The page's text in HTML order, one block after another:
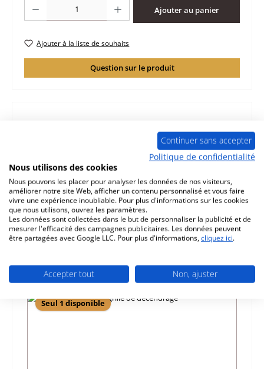
Ajouter au panier
Ajouter à la liste de souhaits
Question sur le produit
d‘origine vitre pour le poêle La Nordica Giulietta La
Nordica Giulietta vitre données clés: vitrocéramique
Informations sur la sécurité du produit
Ignorer la galerie de produits
Prod. similaires
Seul 1 disponible
Continuer sans accepter
Politique de confidentialité
Nous utilisons des cookies
Nous pouvons les placer pour analyser les données de nos visiteurs,
améliorer notre site Web, afficher un contenu personnalisé et vous faire
vivre une expérience inoubliable. Pour plus d'informations sur les cookies
que nous utilisons, ouvrez les paramètres.
Les données sont collectées dans le but de personnaliser la publicité et de
mesurer l'efficacité des campagnes publicitaires. Les données peuvent
être partagées avec Google LLC. Pour plus d'informations, cliquez ici.
Accepter tout Non, ajuster